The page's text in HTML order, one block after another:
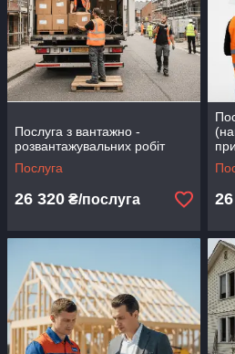
Послуга з вантажно -
розвантажувальних робіт
Послуга
26 320 ₴/послуга